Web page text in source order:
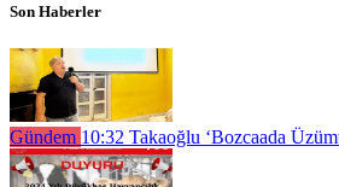
Son Haberler
Gündem 10:32 Takaoğlu ‘Bozcaada